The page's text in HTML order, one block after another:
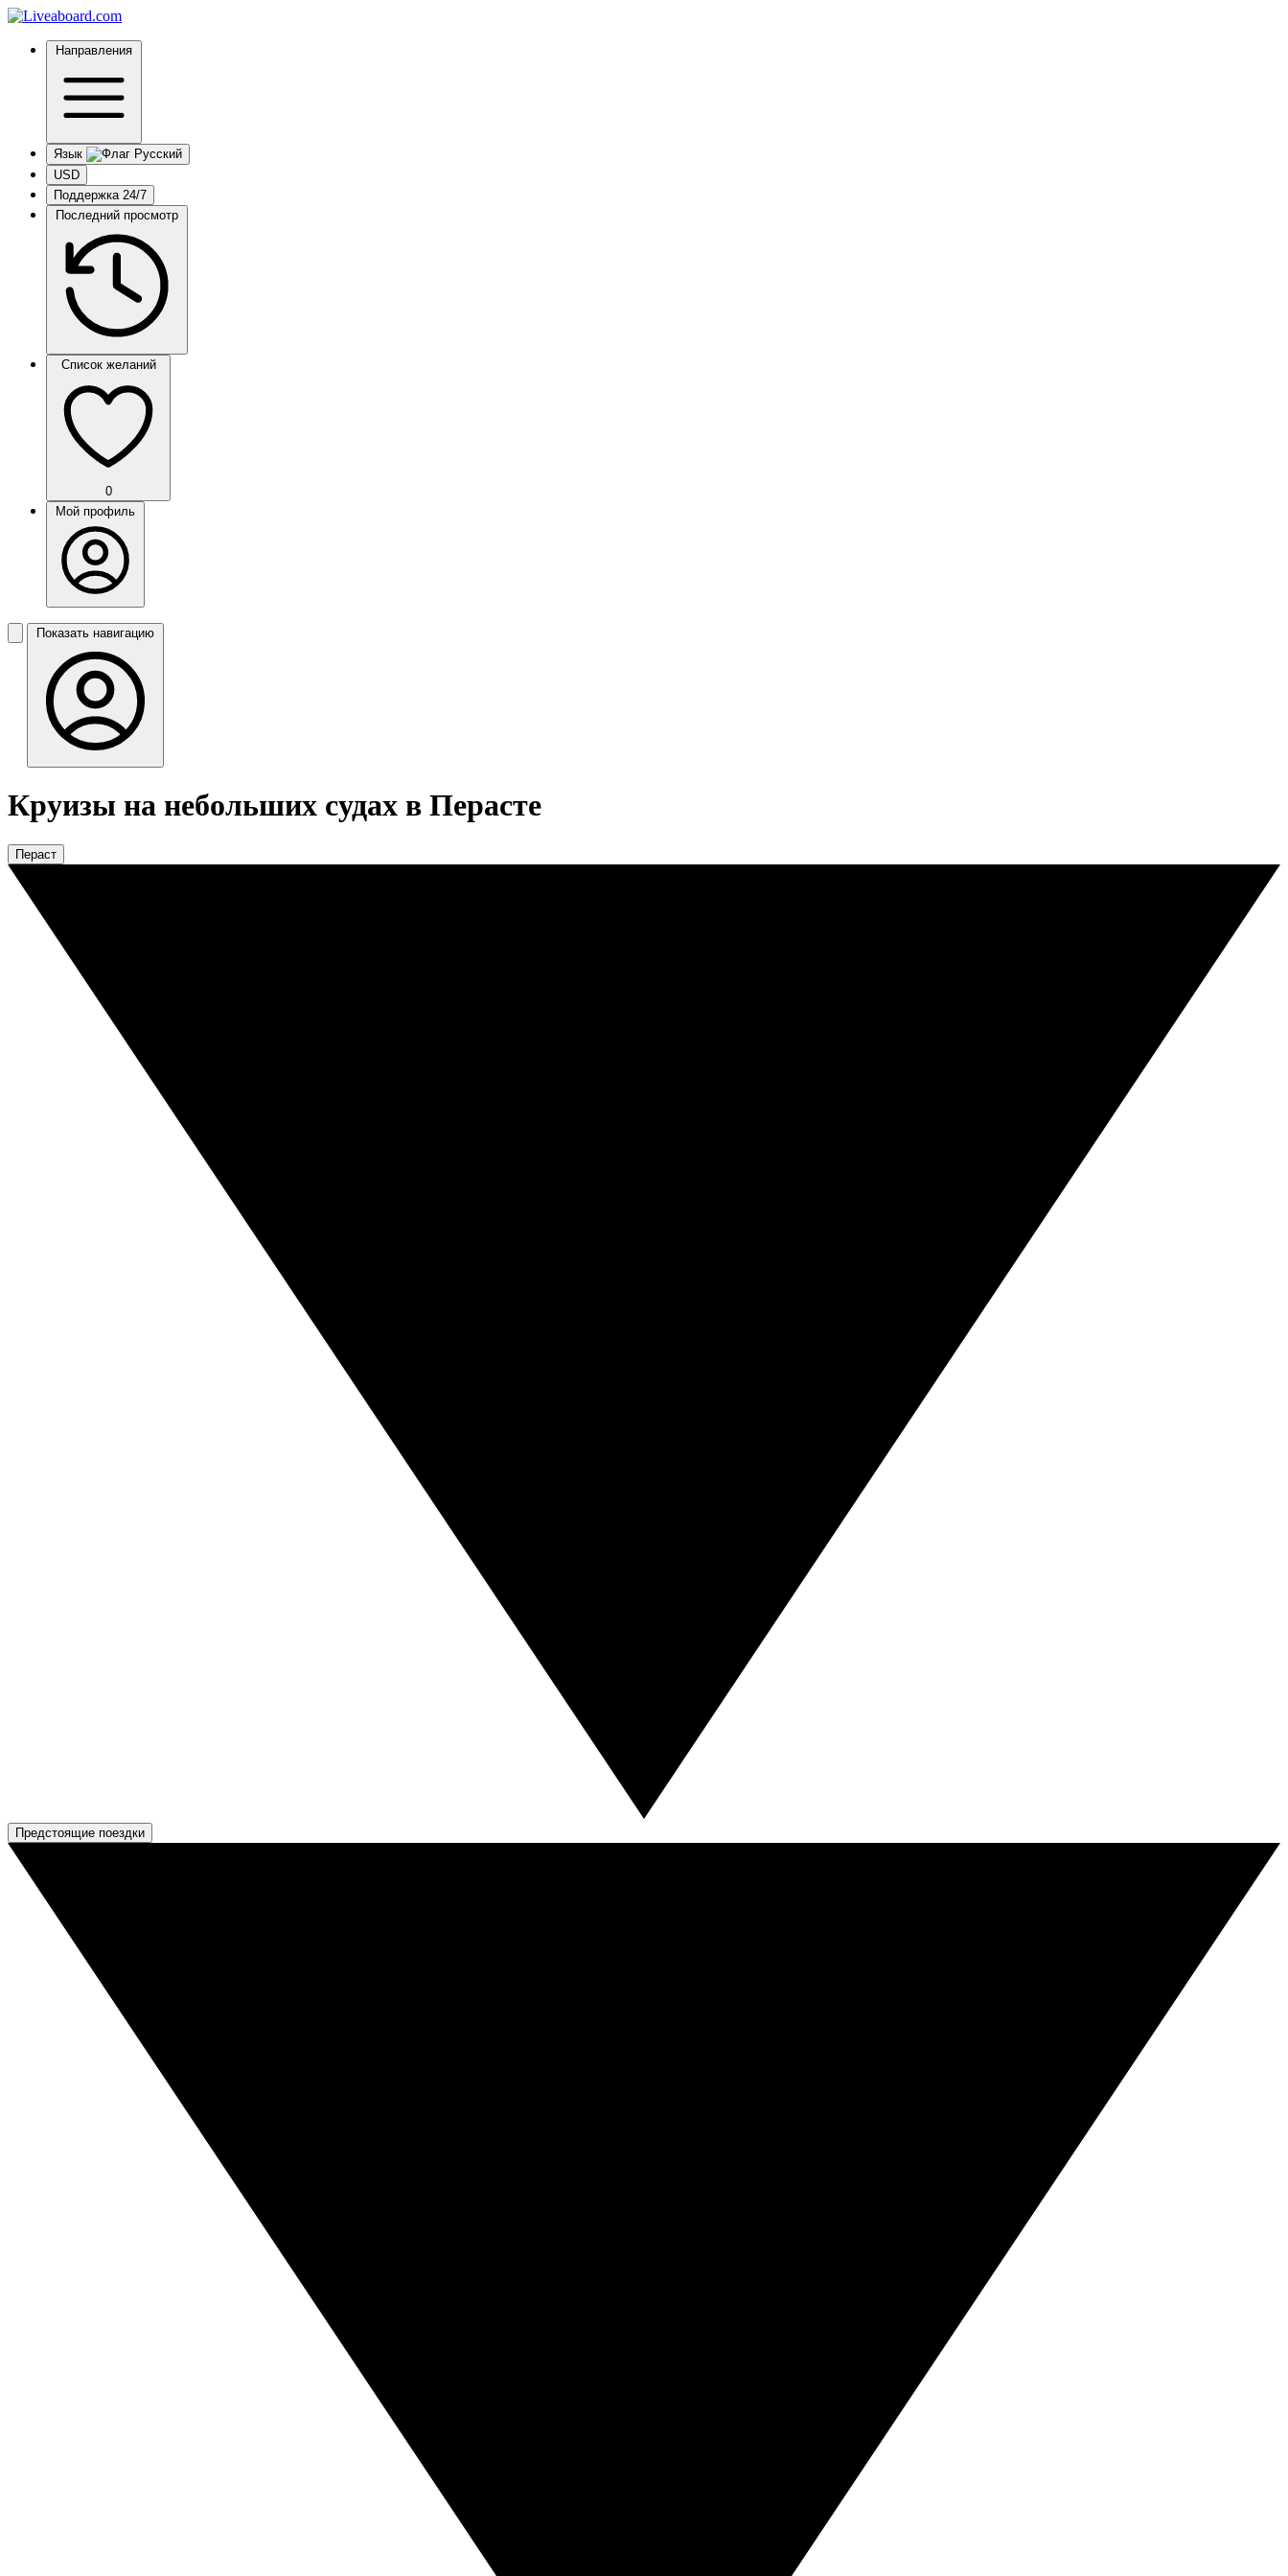
Направления
Язык
USD
Поддержка 24/7
Последний просмотр
Список желаний
0
Мой профиль
Показать навигацию
Круизы на небольших судах в Перасте
Пераст
Предстоящие поездки